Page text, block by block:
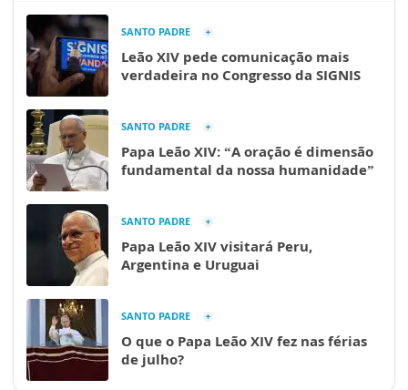
SANTO PADRE
Leão XIV pede comunicação mais
verdadeira no Congresso da SIGNIS
SANTO PADRE
Papa Leão XIV: “A oração é dimensão
fundamental da nossa humanidade”
SANTO PADRE
Papa Leão XIV visitará Peru,
Argentina e Uruguai
SANTO PADRE
O que o Papa Leão XIV fez nas férias
de julho?